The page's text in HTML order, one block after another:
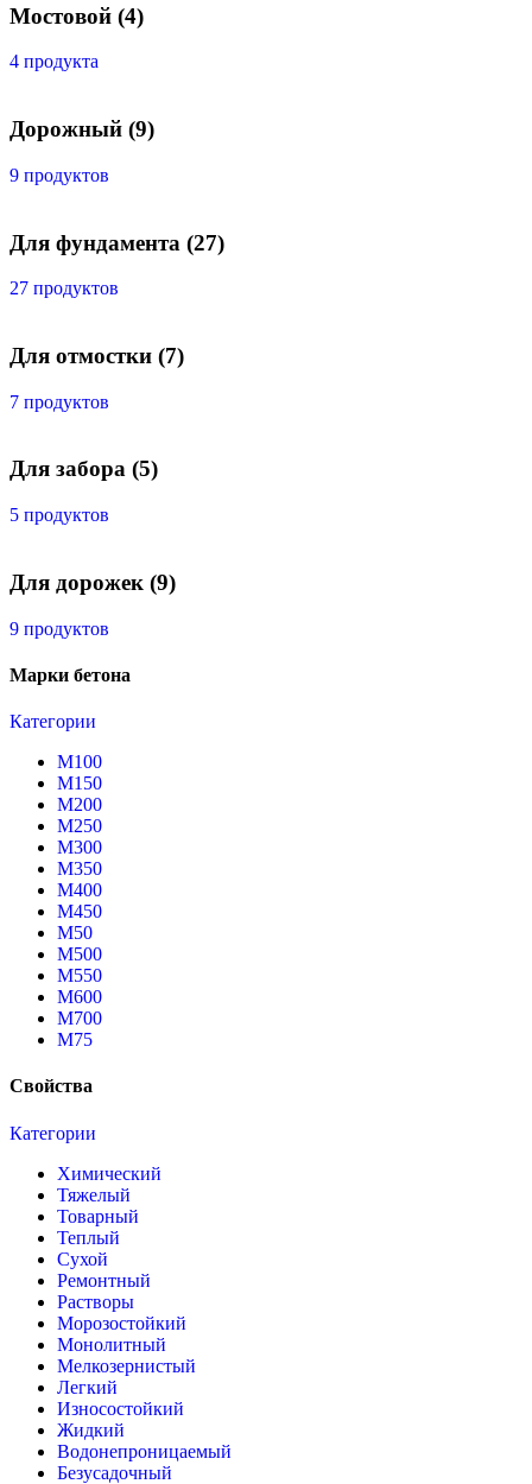
Мостовой (4)
4 продукта
Дорожный (9)
9 продуктов
Для фундамента (27)
27 продуктов
Для отмостки (7)
7 продуктов
Для забора (5)
5 продуктов
Для дорожек (9)
9 продуктов
Марки бетона
Категории
М100
М150
М200
М250
М300
М350
М400
М450
М50
М500
М550
М600
М700
М75
Свойства
Категории
Химический
Тяжелый
Товарный
Теплый
Сухой
Ремонтный
Растворы
Морозостойкий
Монолитный
Мелкозернистый
Легкий
Износостойкий
Жидкий
Водонепроницаемый
Безусадочный